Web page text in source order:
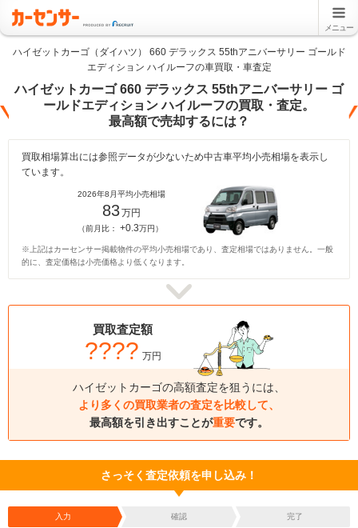
メニュー
ハイゼットカーゴ（ダイハツ） 660 デラックス 55thアニバーサリー ゴールド
エディション ハイルーフの車買取・車査定
ハイゼットカーゴ 660 デラックス 55thアニバーサリー ゴ
ールドエディション ハイルーフの買取・査定。
最高額で売却するには？
買取相場算出には参照データが少ないため中古車平均小売相場を表示し
ています。
2026年8月平均小売相場
83万円
（前月比： +0.3万円）
※上記はカーセンサー掲載物件の平均小売相場であり、査定相場ではありません。一般
的に、査定価格は小売価格より低くなります。
買取査定額
???? 万円
ハイゼットカーゴの高額査定を狙うには、
より多くの買取業者の査定を比較して、
最高額を引き出すことが重要です。
さっそく査定依頼を申し込み！
入力 確認 完了